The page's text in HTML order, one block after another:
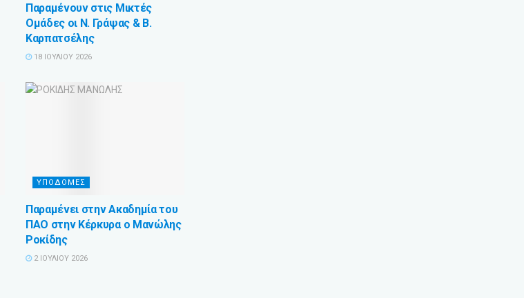
Παραμένουν στις Μικτές
Ομάδες οι Ν. Γράψας & Β.
Καρπατσέλης
18 ΙΟΥΛΊΟΥ 2026
ΥΠΟΔΟΜΕΣ
Παραμένει στην Ακαδημία του
ΠΑΟ στην Κέρκυρα ο Μανώλης
Ροκίδης
2 ΙΟΥΛΊΟΥ 2026